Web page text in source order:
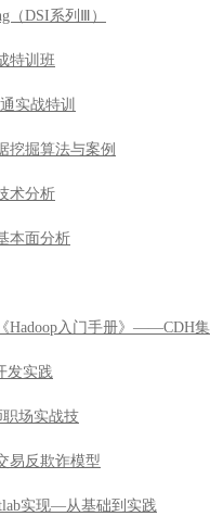
本面分析
Hadoop入门手册》——CDH
发实践
场实战技
反欺诈模型
实现—从基础到实践
战
从编写代码到服务器部署
精通
时计算及其应用